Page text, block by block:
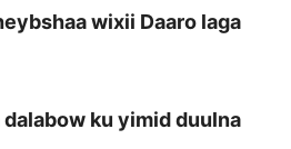
wixii Daaro laga
dalabow ku yimid duulna